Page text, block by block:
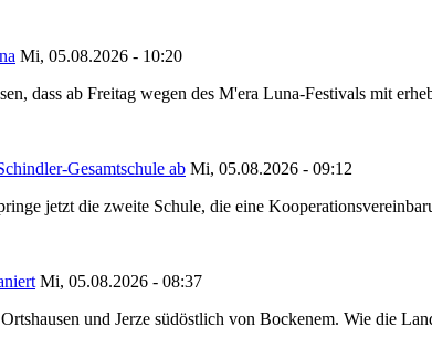
Mi, 05.08.2026 - 10:20
dass ab Freitag wegen des M'era Luna-Festivals mit
Gesamtschule ab Mi, 05.08.2026 - 09:12
jetzt die zweite Schule, die eine
Mi, 05.08.2026 - 08:37
und Jerze südöstlich von Bockenem. Wie die